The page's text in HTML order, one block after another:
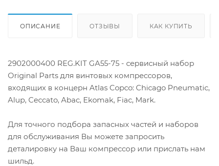
ОПИСАНИЕ ОТЗЫВЫ КАК КУПИТЬ
2902000400 REG.KIT GA55-75 - сервисный набор
Original Parts для винтовых компрессоров,
входящих в концерн Atlas Copco: Chicago Pneumatic,
Alup, Ceccato, Abac, Ekomak, Fiac, Mark.
Для точного подбора запасных частей и наборов
для обслуживания Вы можете запросить
деталировку на Ваш компрессор или прислать нам
шильд.